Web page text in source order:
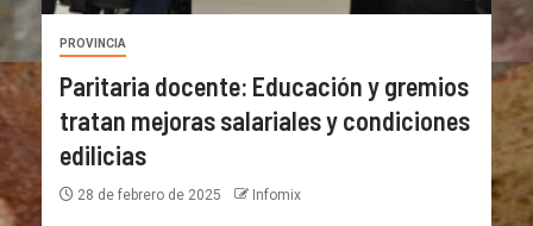
PROVINCIA
Paritaria docente: Educación y gremios
tratan mejoras salariales y condiciones
edilicias
28 de febrero de 2025 Infomix